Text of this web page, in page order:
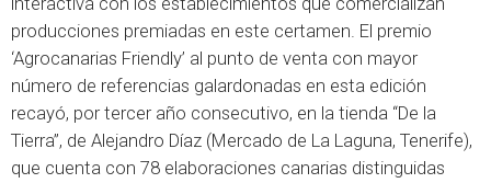
producciones premiadas en este certamen. El premio
‘Agrocanarias Friendly’ al punto de venta con mayor
número de referencias galardonadas en esta edición
recayó, por tercer año consecutivo, en la tienda “De la
Tierra”, de Alejandro Díaz (Mercado de La Laguna, Tenerife),
que cuenta con 78 elaboraciones canarias distinguidas